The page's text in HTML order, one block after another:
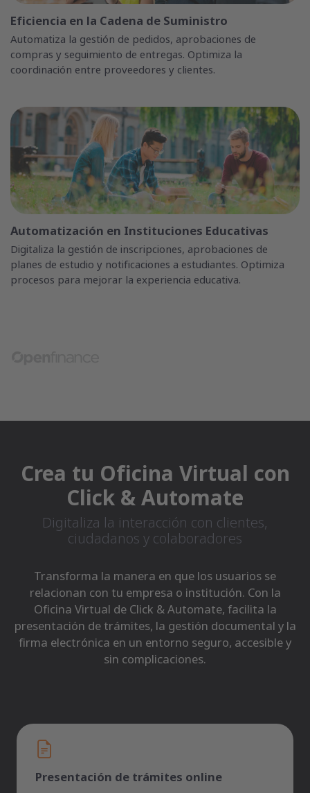
Eficiencia en la Cadena de Suministro
Automatiza la gestión de pedidos, aprobaciones de
compras y seguimiento de entregas. Optimiza la
coordinación entre proveedores y clientes.
Automatización en Instituciones Educativas
Digitaliza la gestión de inscripciones, aprobaciones de
planes de estudio y notificaciones a estudiantes. Optimiza
procesos para mejorar la experiencia educativa.
Crea tu Oficina Virtual con
Click & Automate
Digitaliza la interacción con clientes,
ciudadanos y colaboradores
Transforma la manera en que los usuarios se
relacionan con tu empresa o institución. Con la
Oficina Virtual de Click & Automate, facilita la
presentación de trámites, la gestión documental y la
firma electrónica en un entorno seguro, accesible y
sin complicaciones.
Presentación de trámites online